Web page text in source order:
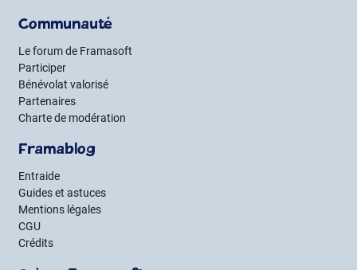
Communauté
Le forum de Framasoft
Participer
Bénévolat valorisé
Partenaires
Charte de modération
Framablog
Entraide
Guides et astuces
Mentions légales
CGU
Crédits